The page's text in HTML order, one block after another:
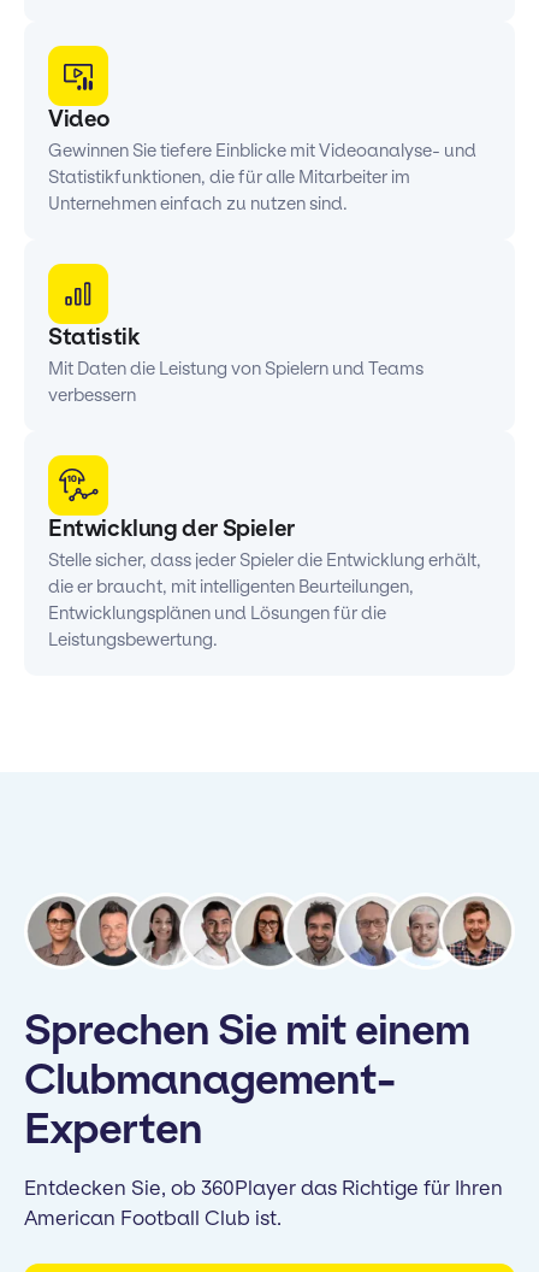
Video
Gewinnen Sie tiefere Einblicke mit Videoanalyse- und
Statistikfunktionen, die für alle Mitarbeiter im
Unternehmen einfach zu nutzen sind.
Statistik
Mit Daten die Leistung von Spielern und Teams
verbessern
Entwicklung der Spieler
Stelle sicher, dass jeder Spieler die Entwicklung erhält,
die er braucht, mit intelligenten Beurteilungen,
Entwicklungsplänen und Lösungen für die
Leistungsbewertung.
Sprechen Sie mit einem
Clubmanagement-
Experten
Entdecken Sie, ob 360Player das Richtige für Ihren
American Football Club ist.